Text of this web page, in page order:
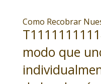
Como Recobrar
modo que